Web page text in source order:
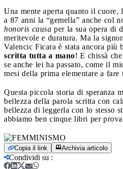
Una mente aperta quanto il cuore,
a 87 anni la “gemella” anche col
honoris causa per la sua opera di
meritevole e duratura. Ma la
Valencic Ficara è stata ancora più
scritta tutta a mano! E chissà
se anche lei ha passato, come il
mesi della prima elementare a fare
Questa piccola storia di speranza
bellezza della parola scritta con
bellezza di leggerla con lo stesso
abbiamo ben cinque libri per
Copia il link Archivia articolo
Condividi su :